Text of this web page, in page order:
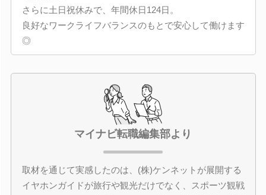
さらに土日祝休みで、年間休日124日。
良好なワークライフバランスのもとで安心して働けます
◎
マイナビ転職編集部より
取材を通じて実感したのは、(株)ケンネットが展開する
イヤホンガイドが旅行や観光だけでなく、スポーツ観戦